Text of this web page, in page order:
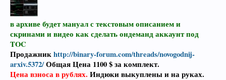
в архиве будет мануал с текстовым описанием и
скринами и видео как сделать ондеманд аккаунт под
TOC
Продажникhttp://binary-forum.com/threads/novogodnij-
arxiv.5372/Общая Цена 1100 $ за комплект.
Цена взноса в рублях. Индюки выкуплены и на руках.